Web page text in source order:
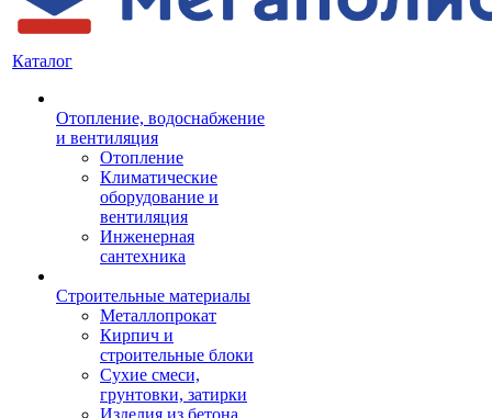
Каталог
Отопление, водоснабжение
и вентиляция
Отопление
Климатические
оборудование и
вентиляция
Инженерная
сантехника
Строительные материалы
Металлопрокат
Кирпич и
строительные блоки
Сухие смеси,
грунтовки, затирки
Изделия из бетона